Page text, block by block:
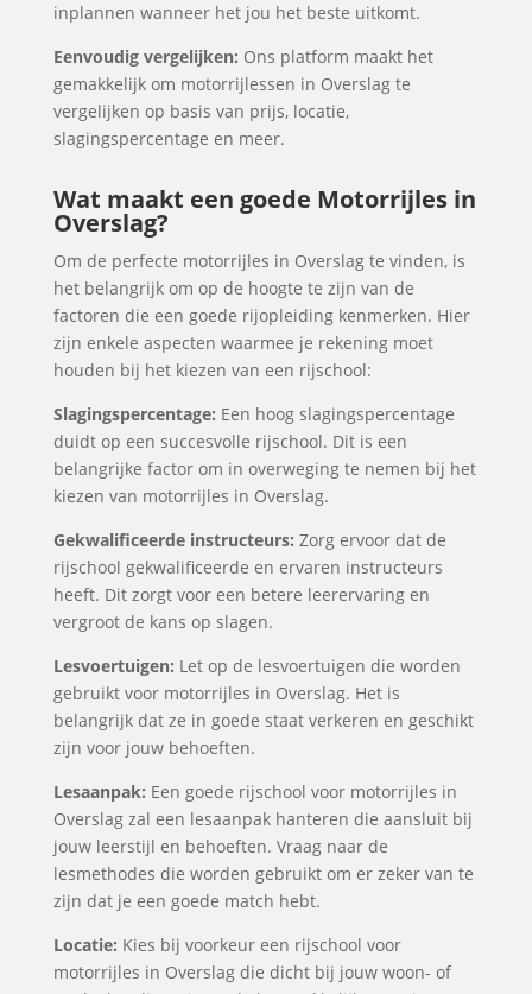
inplannen wanneer het jou het beste uitkomt.
Eenvoudig vergelijken: Ons platform maakt het
gemakkelijk om motorrijlessen in Overslag te
vergelijken op basis van prijs, locatie,
slagingspercentage en meer.
Wat maakt een goede Motorrijles in
Overslag?
Om de perfecte motorrijles in Overslag te vinden, is
het belangrijk om op de hoogte te zijn van de
factoren die een goede rijopleiding kenmerken. Hier
zijn enkele aspecten waarmee je rekening moet
houden bij het kiezen van een rijschool:
Slagingspercentage: Een hoog slagingspercentage
duidt op een succesvolle rijschool. Dit is een
belangrijke factor om in overweging te nemen bij het
kiezen van motorrijles in Overslag.
Gekwalificeerde instructeurs: Zorg ervoor dat de
rijschool gekwalificeerde en ervaren instructeurs
heeft. Dit zorgt voor een betere leerervaring en
vergroot de kans op slagen.
Lesvoertuigen: Let op de lesvoertuigen die worden
gebruikt voor motorrijles in Overslag. Het is
belangrijk dat ze in goede staat verkeren en geschikt
zijn voor jouw behoeften.
Lesaanpak: Een goede rijschool voor motorrijles in
Overslag zal een lesaanpak hanteren die aansluit bij
jouw leerstijl en behoeften. Vraag naar de
lesmethodes die worden gebruikt om er zeker van te
zijn dat je een goede match hebt.
Locatie: Kies bij voorkeur een rijschool voor
motorrijles in Overslag die dicht bij jouw woon- of